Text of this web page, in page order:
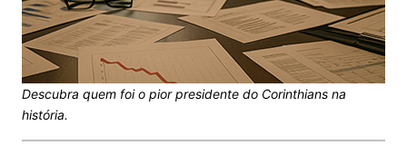
Descubra quem foi o pior presidente do Corinthians na
história.